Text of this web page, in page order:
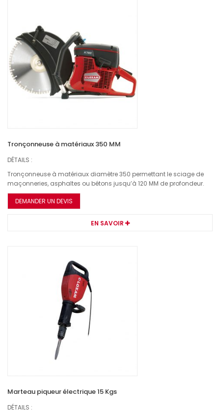
Tronçonneuse à matériaux 350 MM
DÉTAILS :
Tronçonneuse à matériaux diamètre 350 permettant le sciage de
maçonneries, asphaltes ou bétons jusqu’à 120 MM de profondeur.
DEMANDER UN DEVIS
EN SAVOIR
Marteau piqueur électrique 15 Kgs
DÉTAILS :